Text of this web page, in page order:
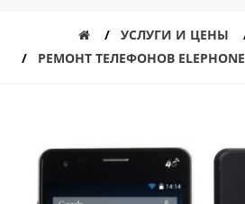
УСЛУГИ И ЦЕНЫ
РЕМОНТ ТЕЛЕФОНОВ ELEPHONE